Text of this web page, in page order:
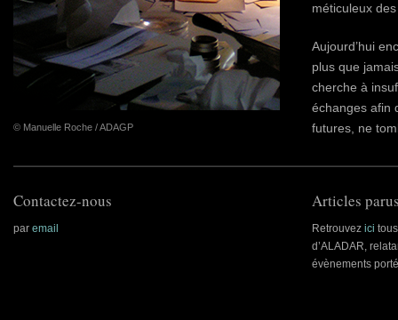
© Manuelle Roche / ADAGP
méticuleux
Aujourd’hui
plus que
cherche à
échanges afin
futures, ne
Contactez-nous
par email
Articles
Retrouvez ici
d’ALADAR,
évènements